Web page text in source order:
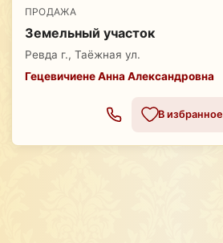
ПРОДАЖА
Земельный участок
Ревда г., Таёжная ул.
Гецевичиене Анна Александровна
В избранное